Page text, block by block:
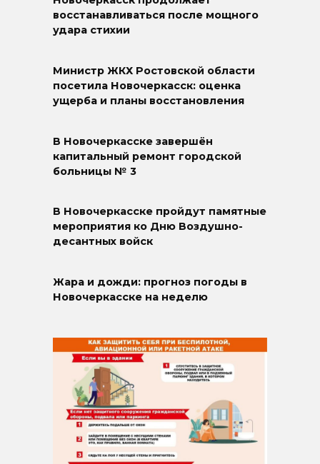
восстанавливаться после мощного
удара стихии
Министр ЖКХ Ростовской области
посетила Новочеркасск: оценка
ущерба и планы восстановления
В Новочеркасске завершён
капитальный ремонт городской
больницы № 3
В Новочеркасске пройдут памятные
мероприятия ко Дню Воздушно-
десантных войск
Жара и дожди: прогноз погоды в
Новочеркасске на неделю